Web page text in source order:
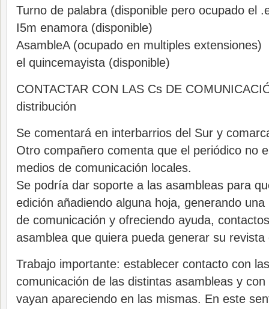
Turno de palabra (disponible pero ocupado el
I5m enamora (disponible)
AsambleA (ocupado en multiples extensiones)
el quincemayista (disponible)
CONTACTAR CON LAS Cs DE
distribución
Se comentará en interbarrios del Sur y
Otro compañero comenta que el periódico no
medios de comunicación locales.
Se podría dar soporte a las asambleas para
edición añadiendo alguna hoja, generando
de comunicación y ofreciendo ayuda,
asamblea que quiera pueda generar su revista
Trabajo importante: establecer contacto con
comunicación de las distintas asambleas y
vayan apareciendo en las mismas. En este